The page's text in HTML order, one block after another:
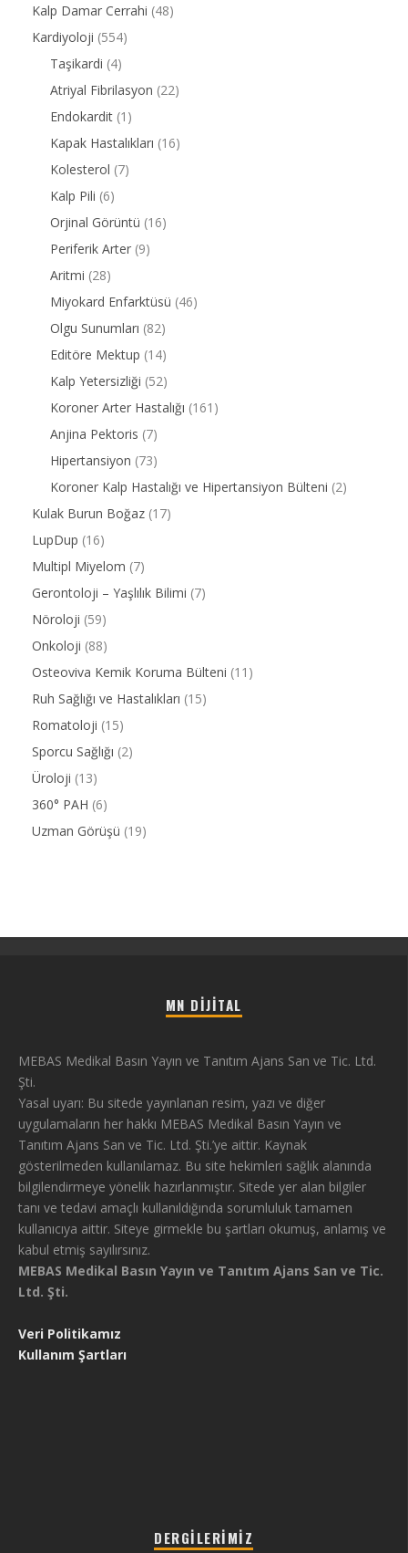
Kalp Damar Cerrahi (48)
Kardiyoloji (554)
Taşikardi (4)
Atriyal Fibrilasyon (22)
Endokardit (1)
Kapak Hastalıkları (16)
Kolesterol (7)
Kalp Pili (6)
Orjinal Görüntü (16)
Periferik Arter (9)
Aritmi (28)
Miyokard Enfarktüsü (46)
Olgu Sunumları (82)
Editöre Mektup (14)
Kalp Yetersizliği (52)
Koroner Arter Hastalığı (161)
Anjina Pektoris (7)
Hipertansiyon (73)
Koroner Kalp Hastalığı ve Hipertansiyon Bülteni (2)
Kulak Burun Boğaz (17)
LupDup (16)
Multipl Miyelom (7)
Gerontoloji – Yaşlılık Bilimi (7)
Nöroloji (59)
Onkoloji (88)
Osteoviva Kemik Koruma Bülteni (11)
Ruh Sağlığı ve Hastalıkları (15)
Romatoloji (15)
Sporcu Sağlığı (2)
Üroloji (13)
360° PAH (6)
Uzman Görüşü (19)
MN DIJITAL
MEBAS Medikal Basın Yayın ve Tanıtım Ajans San ve Tic. Ltd.
Şti.
Yasal uyarı: Bu sitede yayınlanan resim, yazı ve diğer
uygulamaların her hakkı MEBAS Medikal Basın Yayın ve
Tanıtım Ajans San ve Tic. Ltd. Şti.’ye aittir. Kaynak
gösterilmeden kullanılamaz. Bu site hekimleri sağlık alanında
bilgilendirmeye yönelik hazırlanmıştır. Sitede yer alan bilgiler
tanı ve tedavi amaçlı kullanıldığında sorumluluk tamamen
kullanıcıya aittir. Siteye girmekle bu şartları okumuş, anlamış ve
kabul etmiş sayılırsınız.
MEBAS Medikal Basın Yayın ve Tanıtım Ajans San ve Tic.
Ltd. Şti.
Veri Politikamız
Kullanım Şartları
DERGILERIMIZ